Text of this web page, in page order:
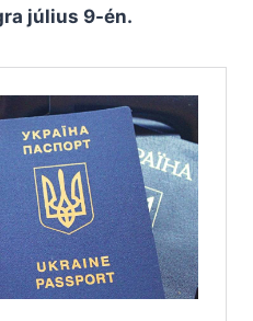
július 9-én.